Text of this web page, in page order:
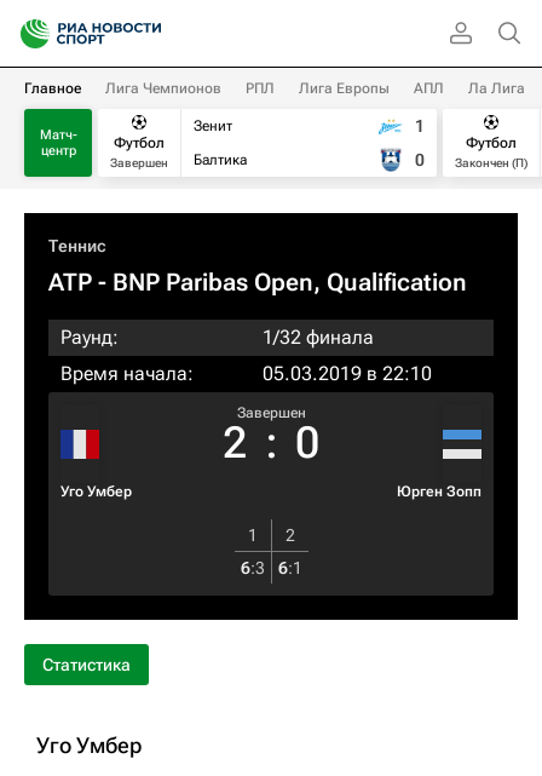
Главное Лига Чемпионов РПЛ Лига Европы АПЛ Ла Лига
Матч-
центр
Футбол
Завершен
Зенит
Балтика
1
0
Футбол
Закончен (П)
Теннис
ATP - BNP Paribas Open, Qualification
Раунд:
1/32 финала
Время начала:
05.03.2019 в 22:10
Уго Умбер
Завершен
2 : 0
Юрген Зопп
1
2
6:3 6:1
Статистика
Уго Умбер